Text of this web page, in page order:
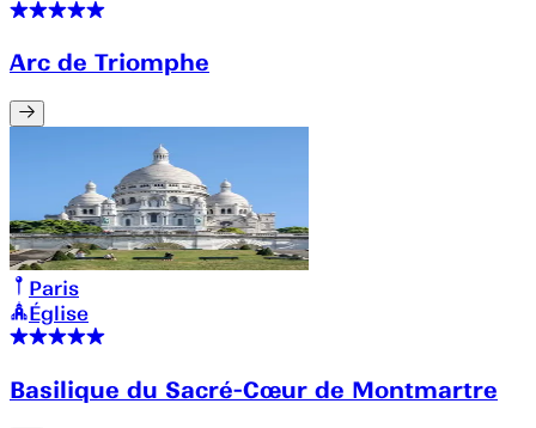
Arc de Triomphe
Paris
Église
Basilique du Sacré-Cœur de Montmartre